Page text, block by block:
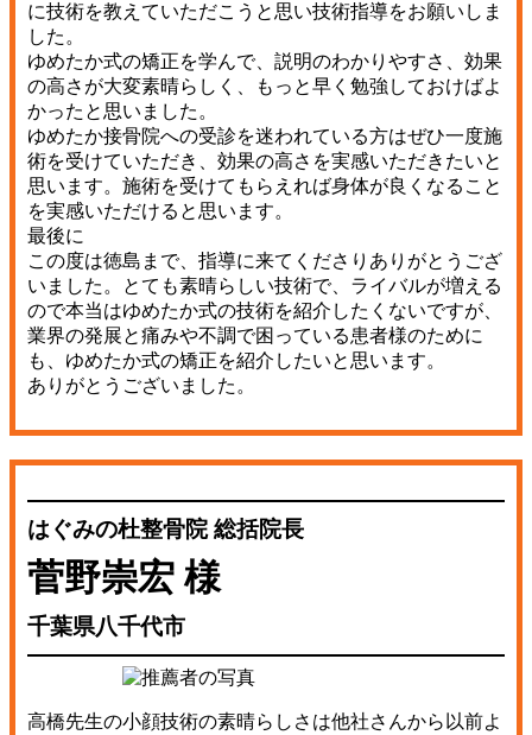
に技術を教えていただこうと思い技術指導をお願いしま
した。
ゆめたか式の矯正を学んで、説明のわかりやすさ、効果
の高さが大変素晴らしく、もっと早く勉強しておけばよ
かったと思いました。
ゆめたか接骨院への受診を迷われている方はぜひ一度施
術を受けていただき、効果の高さを実感いただきたいと
思います。施術を受けてもらえれば身体が良くなること
を実感いただけると思います。
最後に
この度は徳島まで、指導に来てくださりありがとうござ
いました。とても素晴らしい技術で、ライバルが増える
ので本当はゆめたか式の技術を紹介したくないですが、
業界の発展と痛みや不調で困っている患者様のために
も、ゆめたか式の矯正を紹介したいと思います。
ありがとうございました。
はぐみの杜整骨院 総括院長
菅野崇宏 様
千葉県八千代市
高橋先生の小顔技術の素晴らしさは他社さんから以前よ